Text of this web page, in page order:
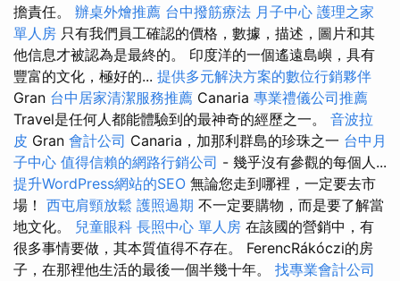
擔責任。 辦桌外燴推薦 台中撥筋療法 月子中心 護理之家
單人房 只有我們員工確認的價格，數據，描述，圖片和其
他信息才被認為是最終的。 印度洋的一個遙遠島嶼，具有
豐富的文化，極好的... 提供多元解決方案的數位行銷夥伴
Gran 台中居家清潔服務推薦 Canaria 專業禮儀公司推薦
Travel是任何人都能體驗到的最神奇的經歷之一。 音波拉
皮 Gran 會計公司 Canaria，加那利群島的珍珠之一 台中月
子中心 值得信賴的網路行銷公司 - 幾乎沒有參觀的每個人...
提升WordPress網站的SEO 無論您走到哪裡，一定要去市
場！ 西屯肩頸放鬆 護照過期 不一定要購物，而是要了解當
地文化。 兒童眼科 長照中心 單人房 在該國的營銷中，有
很多事情要做，其本質值得不存在。 FerencRákóczi的房
子，在那裡他生活的最後一個半幾十年。 找專業會計公司